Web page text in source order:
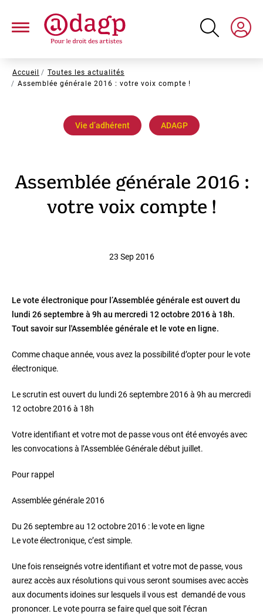
contenu
Fil
d'Ariane
Accueil
Toutes les actualités
Assemblée générale 2016 : votre voix compte !
Vie dʼadhérent ADAGP
Assemblée générale 2016 :
votre voix compte !
23 Sep 2016
Le vote électronique pour l’Assemblée générale est ouvert du
lundi 26 septembre à 9h au mercredi 12 octobre 2016 à 18h.
Tout savoir sur l'Assemblée générale et le vote en ligne.
Comme chaque année, vous avez la possibilité d’opter pour le vote
électronique.
Le scrutin est ouvert du lundi 26 septembre 2016 à 9h au mercredi
12 octobre 2016 à 18h
Votre identifiant et votre mot de passe vous ont été envoyés avec
les convocations à l’Assemblée Générale début juillet.
Pour rappel
Assemblée générale 2016
Du 26 septembre au 12 octobre 2016 : le vote en ligne
Le vote électronique, c’est simple.
Une fois renseignés votre identifiant et votre mot de passe, vous
aurez accès aux résolutions qui vous seront soumises avec accès
aux documents idoines sur lesquels il vous est demandé de vous
prononcer. Le vote pourra se faire quel que soit l’écran